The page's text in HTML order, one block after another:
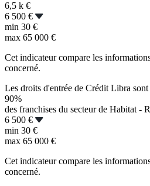
6,5 k €
6 500 €
min 30 €
max 65 000 €
Cet indicateur compare les
concerné.
Les droits d'entrée de Crédit Libra
90%
des franchises du secteur de Habitat -
6 500 €
min 30 €
max 65 000 €
Cet indicateur compare les
concerné.